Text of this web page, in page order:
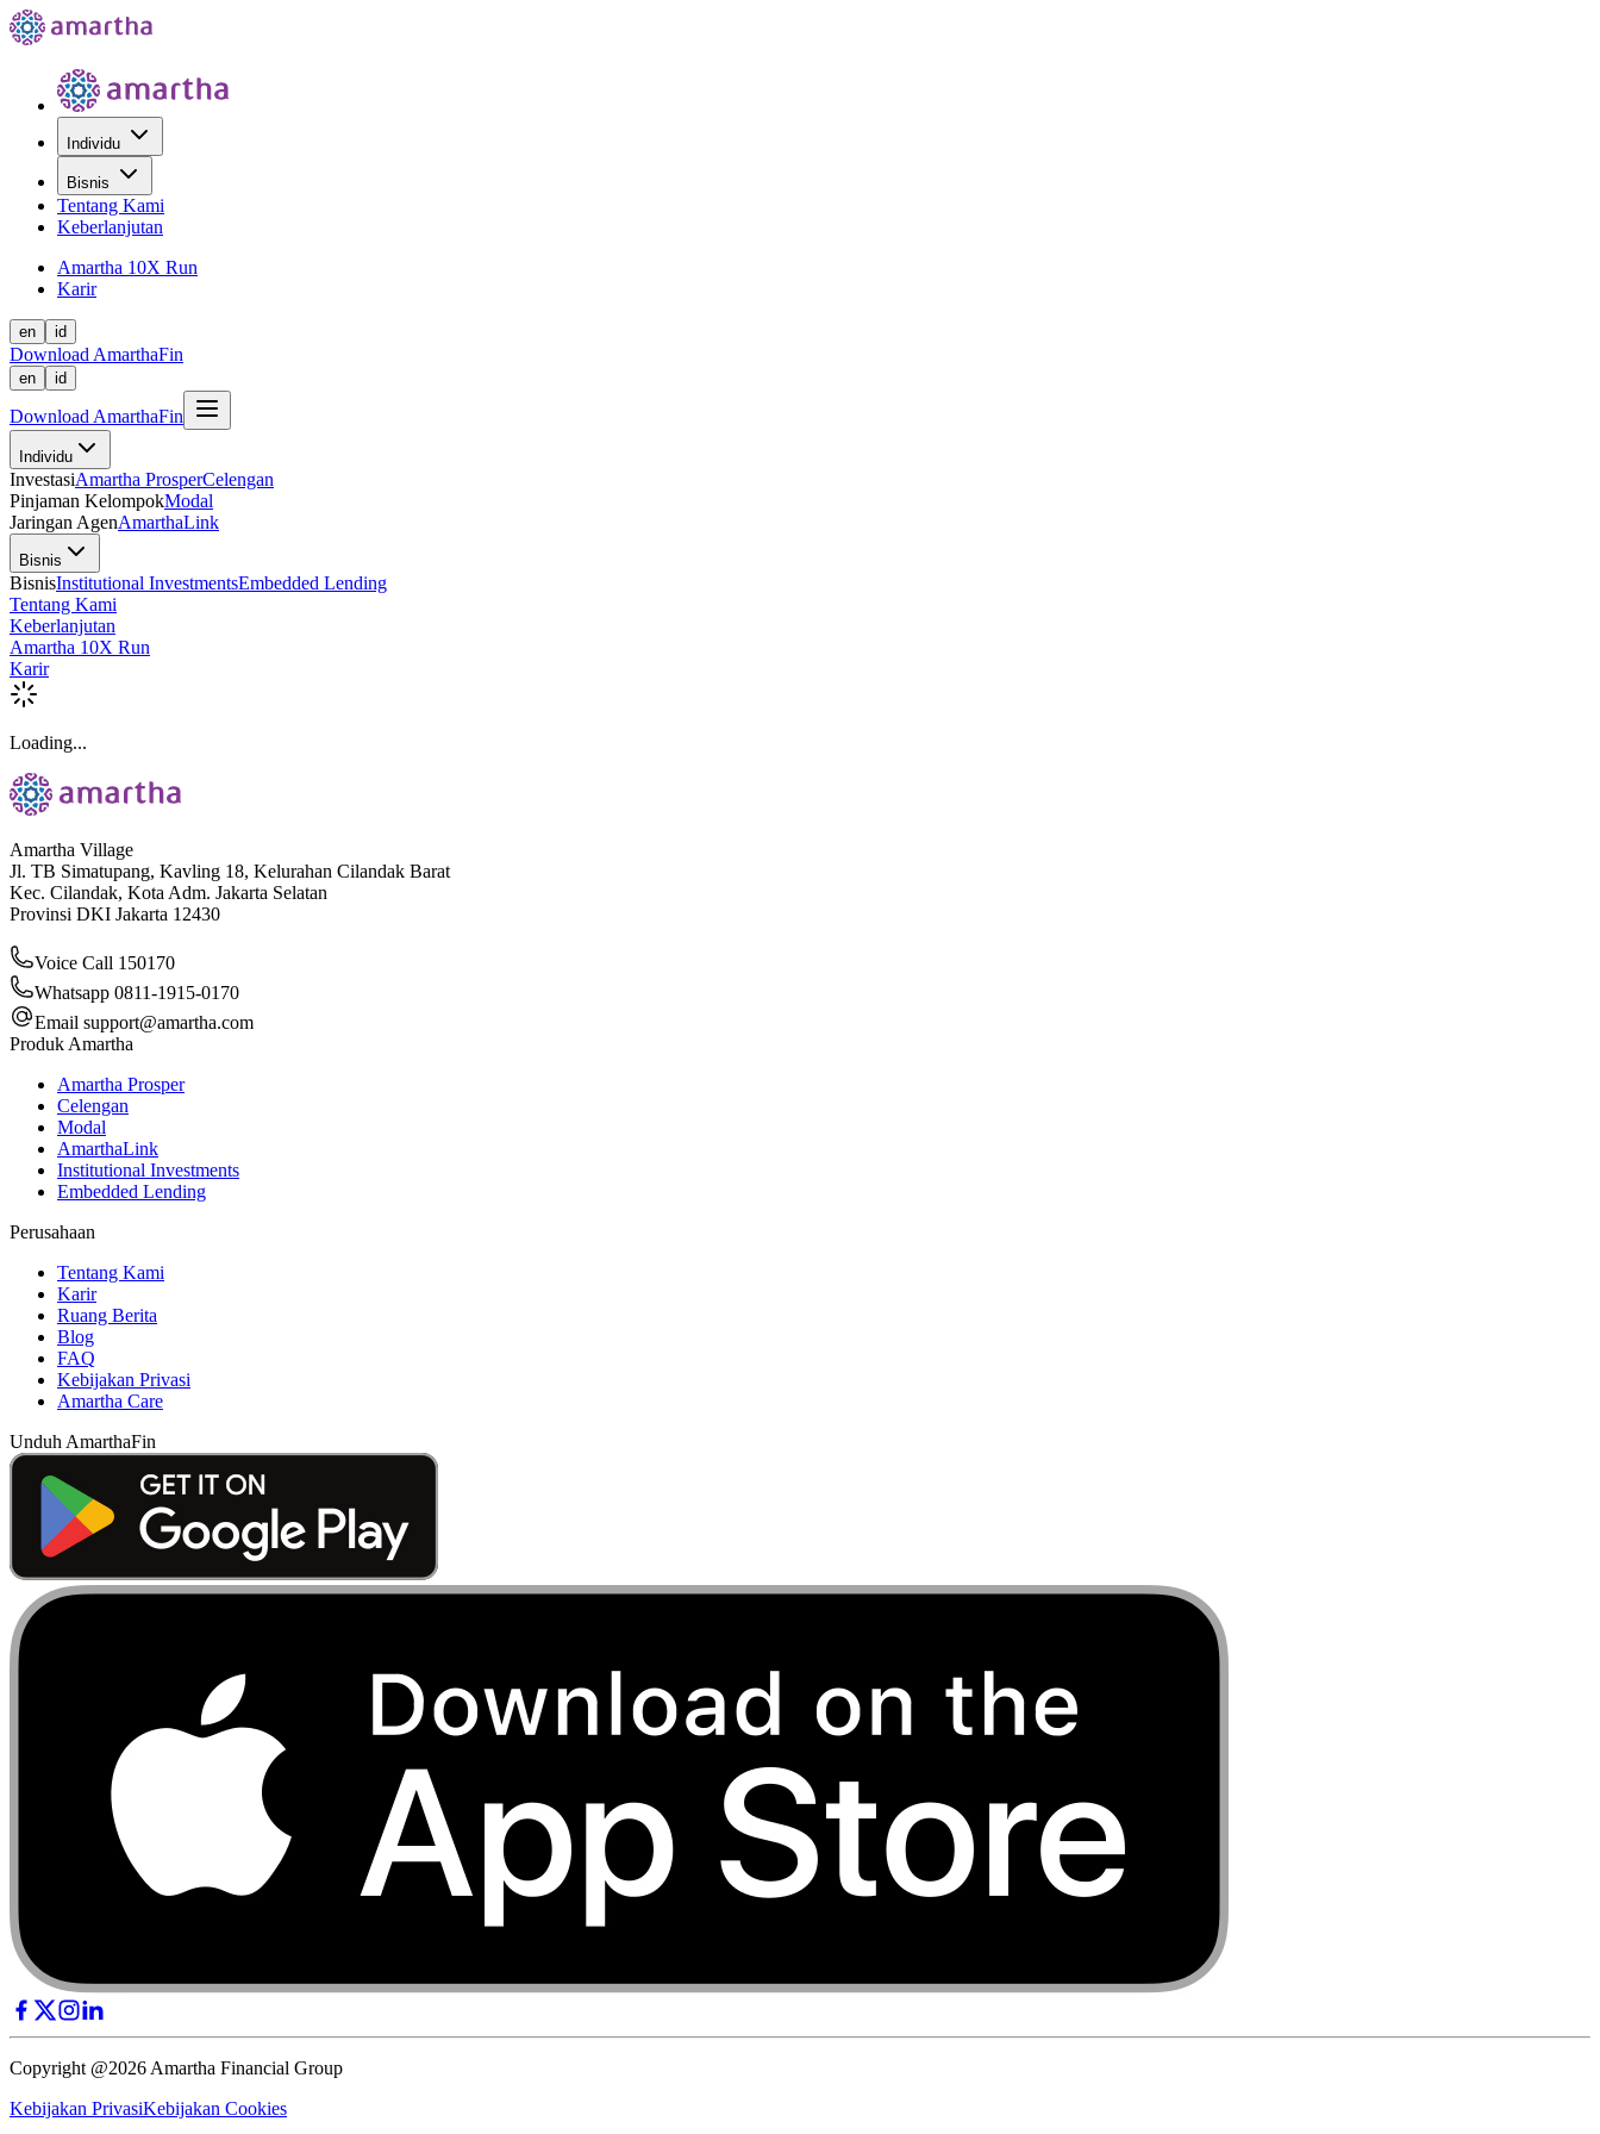
Individu
Bisnis
Tentang Kami
Keberlanjutan
Amartha 10X Run
Karir
en id
Download AmarthaFin
en id
Download AmarthaFin
Individu
InvestasiAmartha ProsperCelengan
Pinjaman KelompokModal
Jaringan AgenAmarthaLink
Bisnis
BisnisInstitutional InvestmentsEmbedded Lending
Tentang Kami
Keberlanjutan
Amartha 10X Run
Karir
Loading...
Amartha Village
Jl. TB Simatupang, Kavling 18, Kelurahan Cilandak Barat
Kec. Cilandak, Kota Adm. Jakarta Selatan
Provinsi DKI Jakarta 12430
Voice Call 150170
Whatsapp 0811-1915-0170
Email support@amartha.com
Produk Amartha
Amartha Prosper
Celengan
Modal
AmarthaLink
Institutional Investments
Embedded Lending
Perusahaan
Tentang Kami
Karir
Ruang Berita
Blog
FAQ
Kebijakan Privasi
Amartha Care
Unduh AmarthaFin
Copyright @2026 Amartha Financial Group
Kebijakan PrivasiKebijakan Cookies